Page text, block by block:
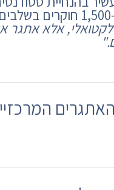
אלא אתגר